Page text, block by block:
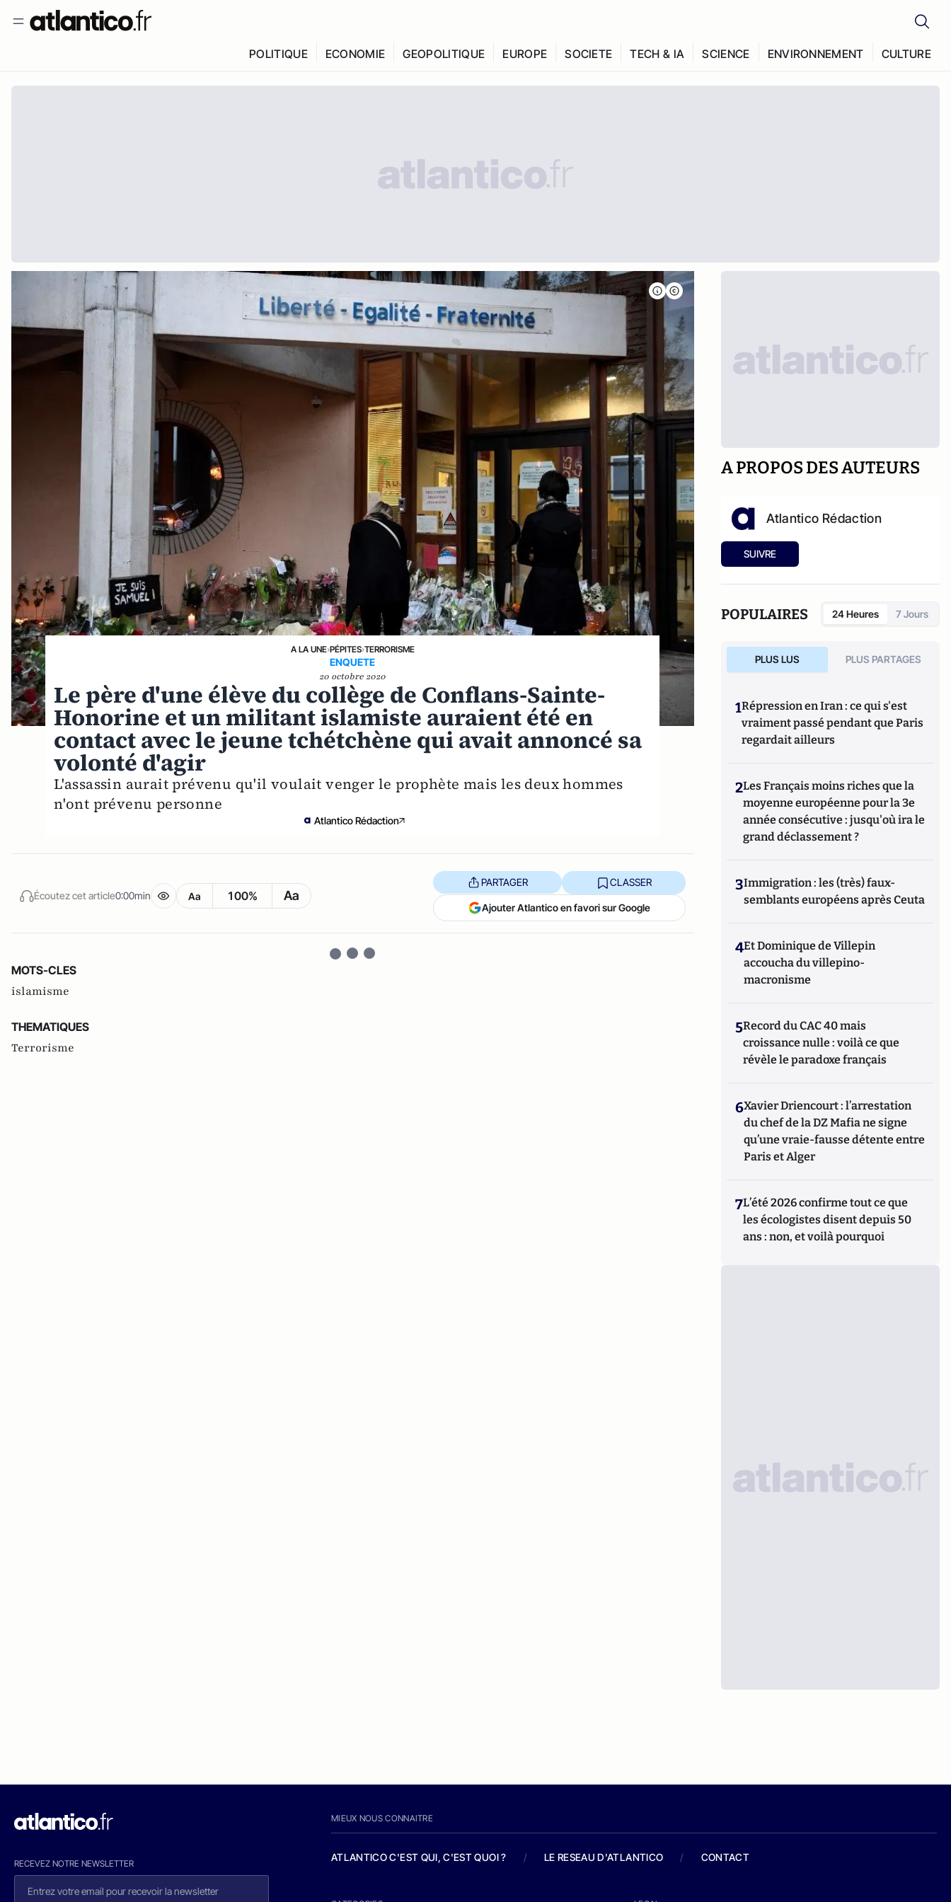
POLITIQUE ECONOMIE GEOPOLITIQUE EUROPE SOCIETE TECH & IA SCIENCE ENVIRONNEMENT CULTURE
A LA UNE›PÉPITES›TERRORISME
ENQUETE
20 octobre 2020
Le père d'une élève du collège de Conflans-Sainte-
Honorine et un militant islamiste auraient été en
contact avec le jeune tchétchène qui avait annoncé sa
volonté d'agir
L'assassin aurait prévenu qu'il voulait venger le prophète mais les deux hommes
n'ont prévenu personne
Atlantico Rédaction
Écoutez cet article0:00min Aa 100% Aa
PARTAGER CLASSER
Ajouter Atlantico en favori sur Google
MOTS-CLES
islamisme
THEMATIQUES
Terrorisme
A PROPOS DES AUTEURS
Atlantico Rédaction
SUIVRE
POPULAIRES 24 Heures 7 Jours
PLUS LUS PLUS PARTAGES
1Répression en Iran : ce qui s'est
vraiment passé pendant que Paris
regardait ailleurs
2Les Français moins riches que la
moyenne européenne pour la 3e
année consécutive : jusqu'où ira le
grand déclassement ?
3Immigration : les (très) faux-
semblants européens après Ceuta
4Et Dominique de Villepin
accoucha du villepino-
macronisme
5Record du CAC 40 mais
croissance nulle : voilà ce que
révèle le paradoxe français
6Xavier Driencourt : l’arrestation
du chef de la DZ Mafia ne signe
qu’une vraie-fausse détente entre
Paris et Alger
7L’été 2026 confirme tout ce que
les écologistes disent depuis 50
ans : non, et voilà pourquoi
RECEVEZ NOTRE NEWSLETTER
MIEUX NOUS CONNAITRE
ATLANTICO C'EST QUI, C'EST QUOI ? / LE RESEAU D'ATLANTICO / CONTACT